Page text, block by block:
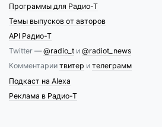
Программы для Радио-Т
Темы выпусков от авторов
API Радио-Т
Twitter —@radio_t и @radiot_news
Комментарии твитер и телеграмм
Подкаст на Alexa
Реклама в Радио-Т